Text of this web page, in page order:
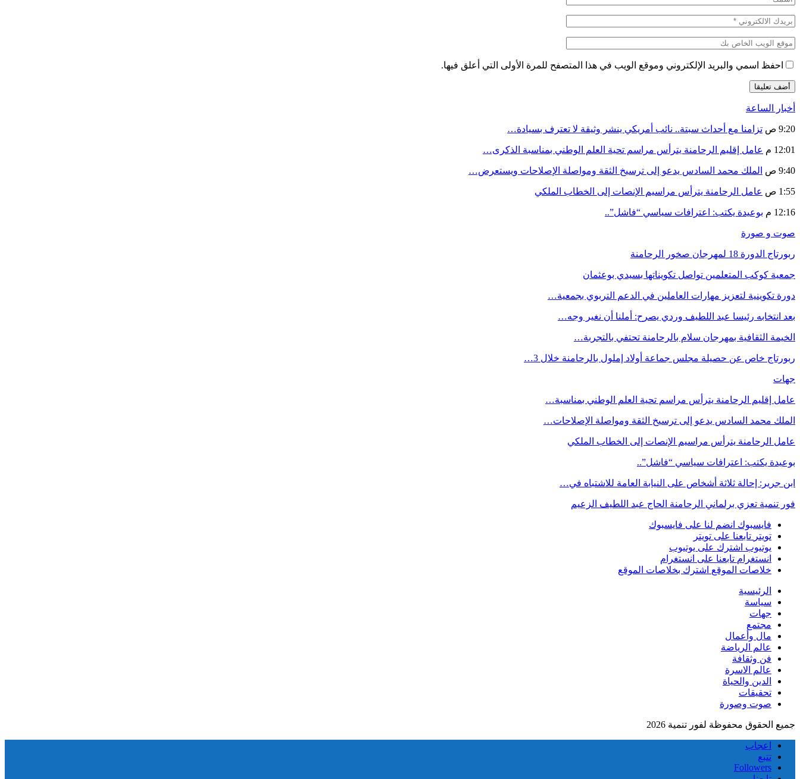
احفظ اسمي والبريد الإلكتروني وموقع الويب في هذا المتصفح للمرة الأولى التي أعلق فيها.
أخبار الساعة
9:20 ص تزامنا مع أحداث سبتة.. نائب أمريكي ينشر وثيقة لا تعترف بسيادة…
12:01 م عامل إقليم الرحامنة يترأس مراسم تحية العلم الوطني بمناسبة الذكرى…
9:40 ص الملك محمد السادس يدعو إلى ترسيخ الثقة ومواصلة الإصلاحات ويستعرض…
1:55 ص عامل الرحامنة يترأس مراسيم الإنصات إلى الخطاب الملكي
12:16 م بوعيدة يكتب: اعترافات سياسي “فاشل”..
صوت و صورة
ربورتاج الدورة 18 لمهرجان صخور الرحامنة
جمعية كوكب المتعلمين تواصل تكويناتها بسيدي بوعثمان
دورة تكوينية لتعزيز مهارات العاملين في الدعم التربوي بجمعية…
بعد انتخابه رئيسا عبد اللطيف وردي يصرح: أملنا أن نغير وجه…
الخيمة الثقافية بمهرجان سلام بالرحامنة تحتفي بالتجربة…
ربورتاج خاص عن حصيلة مجلس جماعة أولاد إملول بالرحامنة خلال 3…
جهات
عامل إقليم الرحامنة يترأس مراسم تحية العلم الوطني بمناسبة…
الملك محمد السادس يدعو إلى ترسيخ الثقة ومواصلة الإصلاحات…
عامل الرحامنة يترأس مراسيم الإنصات إلى الخطاب الملكي
بوعيدة يكتب: اعترافات سياسي “فاشل”..
ابن جرير: إحالة ثلاثة أشخاص على النيابة العامة للاشتباه في…
فور تنمية تعزي برلماني الرحامنة الحاج عبد اللطيف الزعيم
فايسبوك انضم لنا على فايسبوك
تويتر تابعنا على تويتر
يوتيوب اشترك على يوتيوب
انستغرام تابعنا على انستغرام
خلاصات الموقع اشترك بخلاصات الموقع
الرئيسية
سياسة
جهات
مجتمع
مال وأعمال
عالم الرياضة
فن وثقافة
عالم الاسرة
الدين والحياة
تحقيقات
صوت وصورة
جميع الحقوق محفوظة لفور تنمية 2026
اعجاب
تتبع
Followers